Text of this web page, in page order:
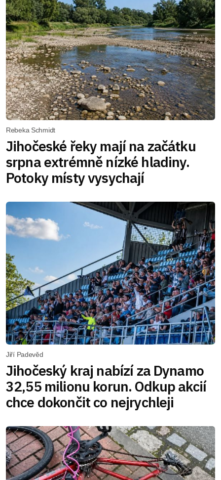
Rebeka Schmidt
Jihočeské řeky mají na začátku
srpna extrémně nízké hladiny.
Potoky místy vysychají
Jiří Padevěd
Jihočeský kraj nabízí za Dynamo
32,55 milionu korun. Odkup akcií
chce dokončit co nejrychleji